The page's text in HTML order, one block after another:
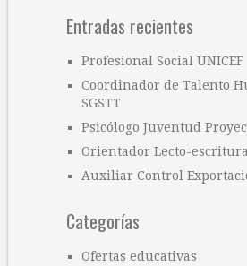
Entradas recientes
Profesional Social UNICEF
Coordinador de Talento
SGSTT
Psicólogo Juventud
Orientador Lecto-escritura
Auxiliar Control
Categorías
Ofertas educativas